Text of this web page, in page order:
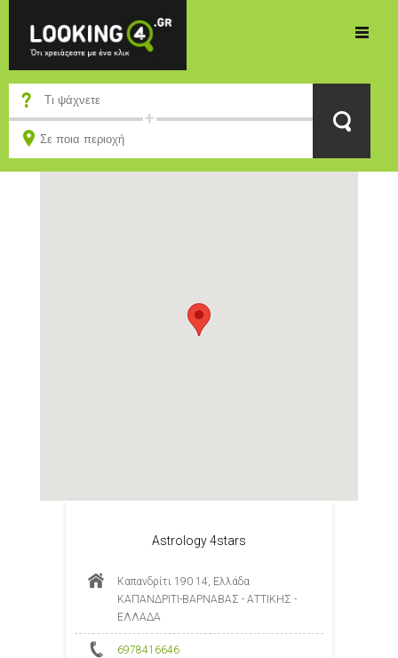
Astrology 4stars
Καπανδρίτι 190 14, Ελλάδα
ΚΑΠΑΝΔΡΙΤΙ-ΒΑΡΝΑΒΑΣ - ΑΤΤΙΚΗΣ -
ΕΛΛΑΔΑ
6978416646